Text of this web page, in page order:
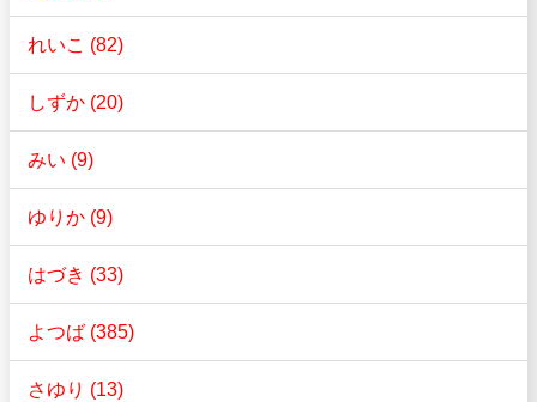
れいこ (82)
しずか (20)
みい (9)
ゆりか (9)
はづき (33)
よつば (385)
さゆり (13)